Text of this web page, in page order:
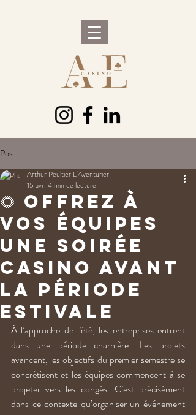
Post
🌻 Offrez à
vos équipes
une soirée
casino avant
la période
estivale
Arthur Peultier L'Aventurier
15 avr. 4 min de lecture
À l’approche de l’été, les entreprises entrent
dans une période charnière. Les projets
avancent, les objectifs du premier semestre se
concrétisent et les équipes commencent à se
projeter vers les congés. C’est précisément
dans ce contexte qu’organiser un événement